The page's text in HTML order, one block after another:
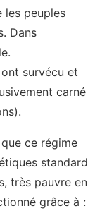
les peuples
Dans
survécu et
carné
ce régime
standard
très pauvre en
grâce à :